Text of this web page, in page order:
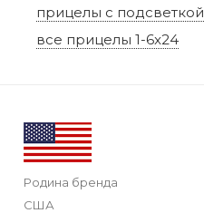
прицелы с подсветкой
все прицелы 1-6x24
Родина бренда
США